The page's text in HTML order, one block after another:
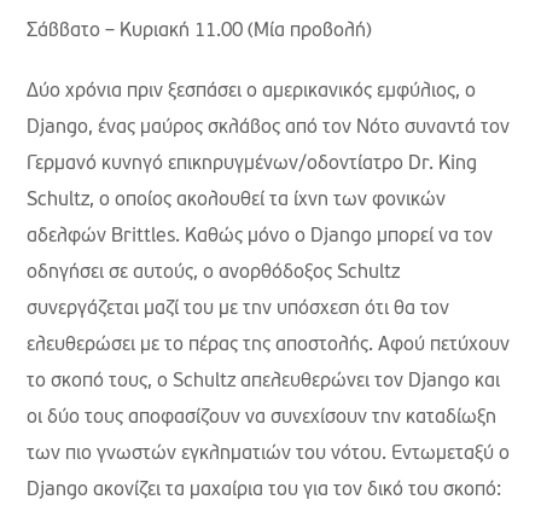
Σάββατο – Κυριακή 11.00 (Μία προβολή)
Δύο χρόνια πριν ξεσπάσει ο αμερικανικός εμφύλιος, ο
Django, ένας μαύρος σκλάβος από τον Νότο συναντά τον
Γερμανό κυνηγό επικηρυγμένων/οδοντίατρο Dr. King
Schultz, ο οποίος ακολουθεί τα ίχνη των φονικών
αδελφών Brittles. Καθώς μόνο ο Django μπορεί να τον
οδηγήσει σε αυτούς, ο ανορθόδοξος Schultz
συνεργάζεται μαζί του με την υπόσχεση ότι θα τον
ελευθερώσει με το πέρας της αποστολής. Αφού πετύχουν
το σκοπό τους, ο Schultz απελευθερώνει τον Django και
οι δύο τους αποφασίζουν να συνεχίσουν την καταδίωξη
των πιο γνωστών εγκληματιών του νότου. Εντωμεταξύ ο
Django ακονίζει τα μαχαίρια του για τον δικό του σκοπό: